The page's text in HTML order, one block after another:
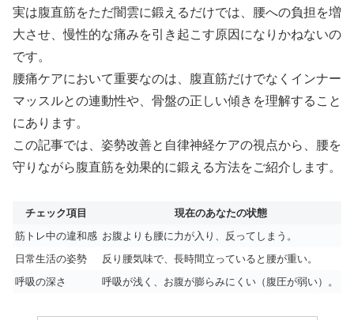
実は腹直筋をただ闇雲に鍛えるだけでは、腰への負担を増
大させ、慢性的な痛みを引き起こす原因になりかねないの
です。
腰痛ケアにおいて重要なのは、腹直筋だけでなくインナー
マッスルとの連動性や、骨盤の正しい傾きを理解すること
にあります。
この記事では、姿勢改善と自律神経ケアの視点から、腰を
守りながら腹直筋を効果的に鍛える方法をご紹介します。
チェック項目
現在のあなたの状態
筋トレ中の違和感 お腹よりも腰に力が入り、反ってしまう。
日常生活の姿勢
反り腰気味で、長時間立っていると腰が重い。
呼吸の深さ
呼吸が浅く、お腹が膨らみにくい（腹圧が弱い）。